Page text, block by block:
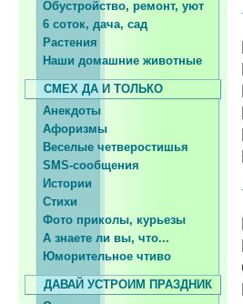
Обустройство, ремонт, уют
6 соток, дача, сад
Растения
Наши домашние животные
СМЕХ ДА И ТОЛЬКО
Анекдоты
Афоризмы
Веселые четверостишья
SMS-сообщения
Истории
Стихи
Фото приколы, курьезы
А знаете ли вы, что...
Юморительное чтиво
ДАВАЙ УСТРОИМ ПРАЗДНИК